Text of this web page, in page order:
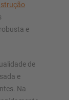
e
de
e
Na